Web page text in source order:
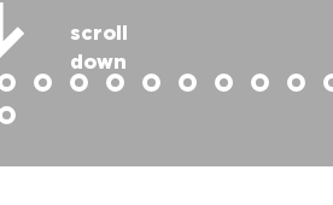
scroll
down